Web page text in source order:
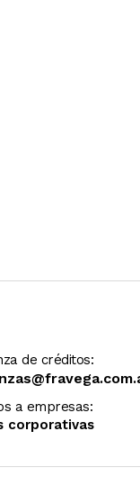
de créditos:
a empresas:
corporativas